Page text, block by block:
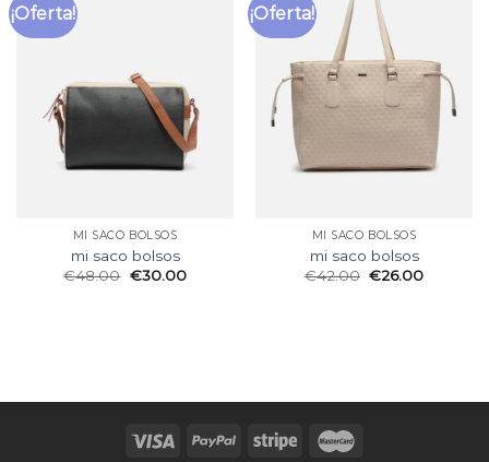
¡Oferta!
MI SACO BOLSOS
mi saco bolsos
€48.00 €30.00
¡Oferta!
MI SACO BOLSOS
mi saco bolsos
€42.00 €26.00